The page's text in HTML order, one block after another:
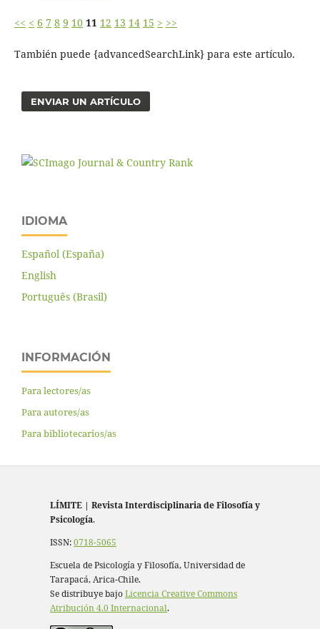
<< < 6 7 8 9 10 11 12 13 14 15 > >>
También puede {advancedSearchLink} para este artículo.
ENVIAR UN ARTÍCULO
IDIOMA
Español (España)
English
Português (Brasil)
INFORMACIÓN
Para lectores/as
Para autores/as
Para bibliotecarios/as
LÍMITE | Revista Interdisciplinaria de Filosofía y
Psicología.
ISSN:0718-5065
Escuela de Psicología y Filosofía, Universidad de
Tarapacá, Arica-Chile.
Se distribuye bajoLicencia Creative Commons
Atribución 4.0 Internacional.